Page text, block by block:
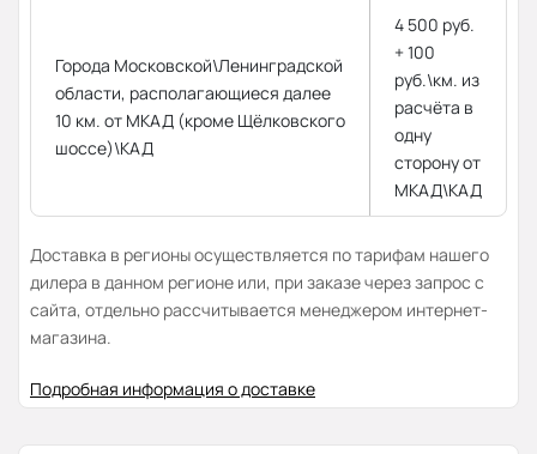
Города Московской\Ленинградской
области, располагающиеся далее
10 км. от МКАД (кроме Щёлковского
шоссе)\КАД
4 500 руб.
+ 100
руб.\км. из
расчёта в
одну
сторону от
МКАД\КАД
Доставка в регионы осуществляется по тарифам нашего
дилера в данном регионе или, при заказе через запрос с
сайта, отдельно рассчитывается менеджером интернет-
магазина.
Подробная информация о доставке